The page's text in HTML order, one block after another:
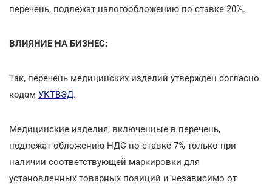
перечень, подлежат налогообложению по ставке 20%.
ВЛИЯНИЕ НА БИЗНЕС:
Так, перечень медицинских изделий утвержден согласно
кодам УКТВЭД.
Медицинские изделия, включенные в перечень,
подлежат обложению НДС по ставке 7% только при
наличии соответствующей маркировки для
установленных товарных позиций и независимо от